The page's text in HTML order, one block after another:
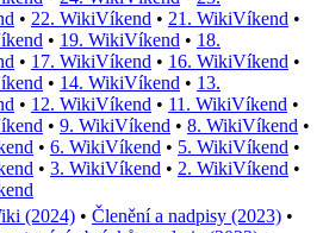
• 22. WikiVíkend • 21. WikiVíkend •
• 19. WikiVíkend • 18.
• 17. WikiVíkend • 16. WikiVíkend •
• 14. WikiVíkend • 13.
• 12. WikiVíkend • 11. WikiVíkend •
• 9. WikiVíkend • 8. WikiVíkend •
• 6. WikiVíkend • 5. WikiVíkend •
• 3. WikiVíkend • 2. WikiVíkend •
(2024) • Členění a nadpisy (2023) •